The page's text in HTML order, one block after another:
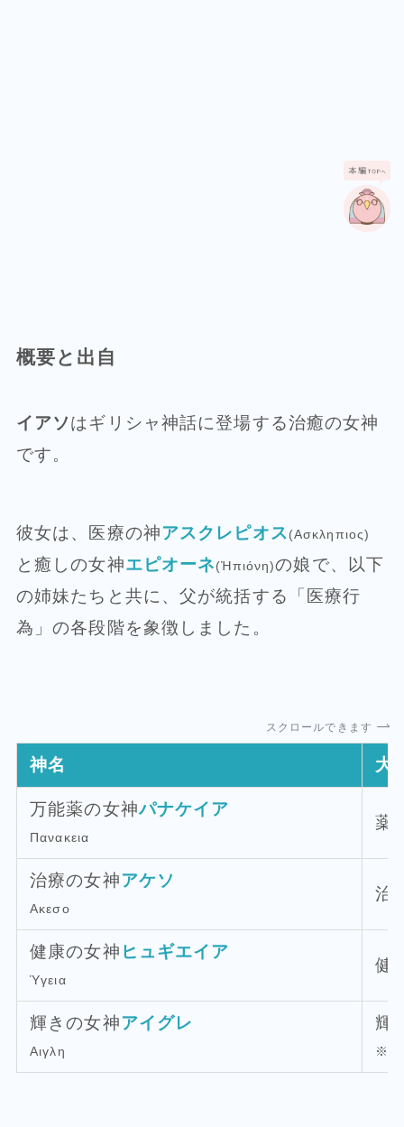
概要と出自
イアソはギリシャ神話に登場する治癒の女神
です。
彼女は、医療の神アスクレピオス(Ασκληπιος)
と癒しの女神エピオーネ(Ἠπιόνη)の娘で、以下
の姉妹たちと共に、父が統括する「医療行
為」の各段階を象徴しました。
スクロールできます
神名 大
万能薬の女神パナケイア
Πανακεια
薬
治療の女神アケソ
Ακεσο
治
健康の女神 ヒュギエイア
Ὑγεια
健
輝きの女神アイグレ
Αιγλη
輝
※復